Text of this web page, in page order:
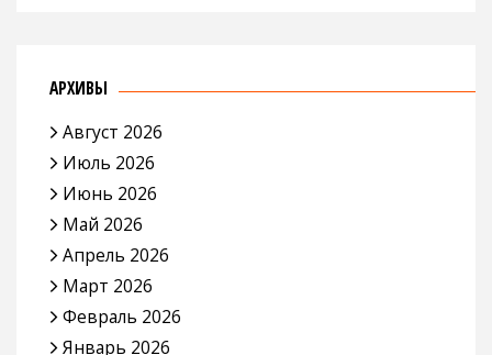
АРХИВЫ
Август 2026
Июль 2026
Июнь 2026
Май 2026
Апрель 2026
Март 2026
Февраль 2026
Январь 2026